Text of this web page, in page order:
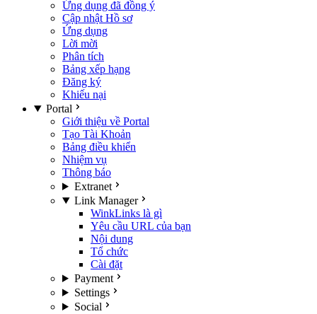
Ứng dụng đã đồng ý
Cập nhật Hồ sơ
Ứng dụng
Lời mời
Phân tích
Bảng xếp hạng
Đăng ký
Khiếu nại
Portal
Giới thiệu về Portal
Tạo Tài Khoản
Bảng điều khiển
Nhiệm vụ
Thông báo
Extranet
Link Manager
WinkLinks là gì
Yêu cầu URL của bạn
Nội dung
Tổ chức
Cài đặt
Payment
Settings
Social